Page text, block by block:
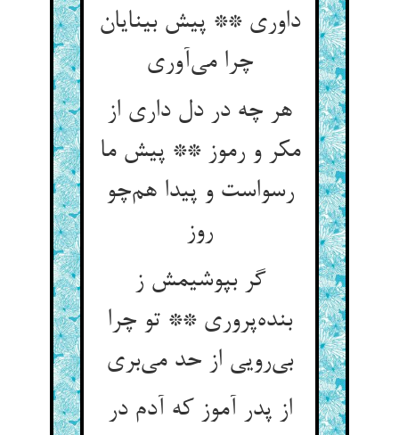
داوری ** پیش بینایان
چرا می‌آوری
هر چه در دل داری از
مکر و رموز ** پیش ما
رسواست و پیدا هم‌چو
روز
گر بپوشیمش ز
بنده‌پروری ** تو چرا
بی‌رویی از حد می‌بری
از پدر آموز که آدم در